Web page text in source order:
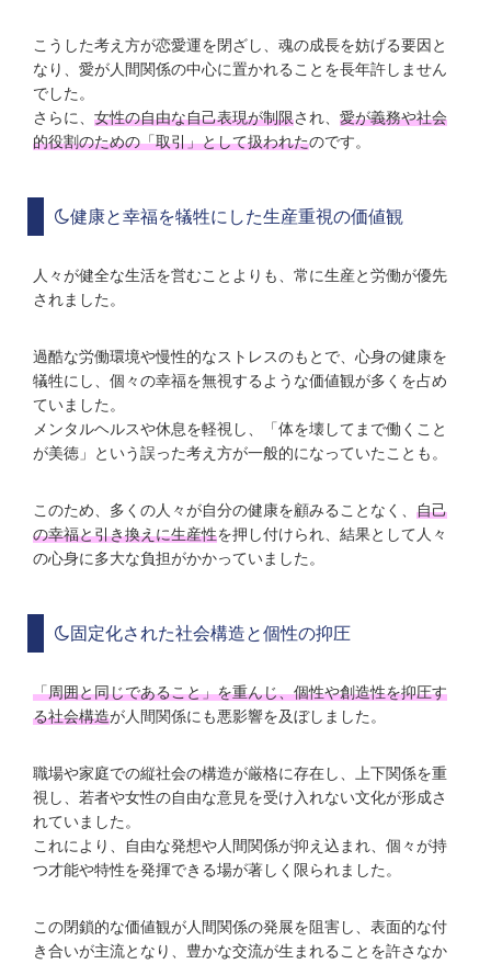
こうした考え方が恋愛運を閉ざし、魂の成長を妨げる要因と
なり、愛が人間関係の中心に置かれることを長年許しません
でした。
さらに、 女性の自由な自己表現が制限され、 愛が義務や社会
的役割のための「取引」として扱われたのです。
健康と幸福を犠牲にした生産重視の価値観
人々が健全な生活を営むことよりも、常に生産と労働が優先
されました。
過酷な労働環境や慢性的なストレスのもとで、心身の健康を
犠牲にし、個々の幸福を無視するような価値観が多くを占め
ていました。
メンタルヘルスや休息を軽視し、「体を壊してまで働くこと
が美徳」という誤った考え方が一般的になっていたことも。
このため、多くの人々が自分の健康を顧みることなく、 自己
の幸福と引き換えに生産性を押し付けられ、結果として人々
の心身に多大な負担がかかっていました。
固定化された社会構造と個性の抑圧
「周囲と同じであること」を重んじ、個性や創造性を抑圧す
る社会構造が人間関係にも悪影響を及ぼしました。
職場や家庭での縦社会の構造が厳格に存在し、上下関係を重
視し、若者や女性の自由な意見を受け入れない文化が形成さ
れていました。
これにより、自由な発想や人間関係が抑え込まれ、個々が持
つ才能や特性を発揮できる場が著しく限られました。
この閉鎖的な価値観が人間関係の発展を阻害し、表面的な付
き合いが主流となり、豊かな交流が生まれることを許さなか